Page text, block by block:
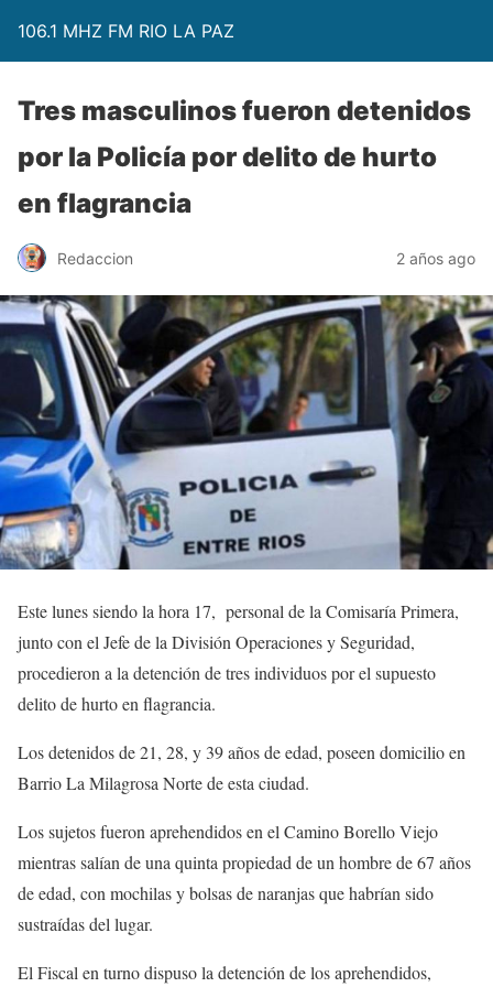
106.1 MHZ FM RIO LA PAZ
Tres masculinos fueron detenidos
por la Policía por delito de hurto
en flagrancia
Redaccion 2 años ago
Este lunes siendo la hora 17, personal de la Comisaría Primera,
junto con el Jefe de la División Operaciones y Seguridad,
procedieron a la detención de tres individuos por el supuesto
delito de hurto en flagrancia.
Los detenidos de 21, 28, y 39 años de edad, poseen domicilio en
Barrio La Milagrosa Norte de esta ciudad.
Los sujetos fueron aprehendidos en el Camino Borello Viejo
mientras salían de una quinta propiedad de un hombre de 67 años
de edad, con mochilas y bolsas de naranjas que habrían sido
sustraídas del lugar.
El Fiscal en turno dispuso la detención de los aprehendidos,